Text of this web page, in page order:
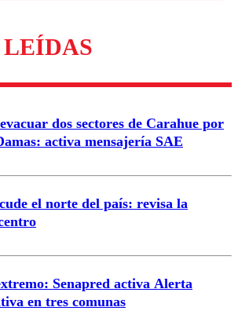
son moderados para garantizar un
diálogo respetuoso.
dos sectores de Carahue por
activa mensajería SAE
el norte del país: revisa la
Senapred activa Alerta
en tres comunas